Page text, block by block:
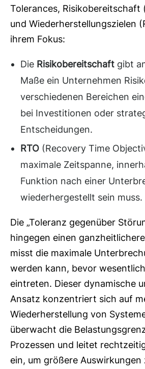
Tolerances, Risikobereitschaft
und Wiederherstellungszielen
ihrem Fokus:
Die Risikobereitschaft gibt
Maße ein Unternehmen
verschiedenen Bereichen
bei Investitionen oder
Entscheidungen.
RTO (Recovery Time
maximale Zeitspanne,
Funktion nach einer
wiederhergestellt sein muss.
Die „Toleranz gegenüber
hingegen einen
misst die maximale
werden kann, bevor
eintreten. Dieser dynamische
Ansatz konzentriert sich auf
Wiederherstellung von
überwacht die
Prozessen und leitet
ein, um größere Auswirkungen